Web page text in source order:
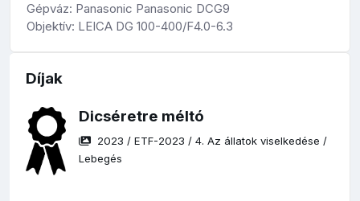
Gépváz: Panasonic Panasonic DCG9
Objektív: LEICA DG 100-400/F4.0-6.3
Díjak
Dicséretre méltó
2023 /ETF-2023 /4. Az állatok viselkedése /
Lebegés